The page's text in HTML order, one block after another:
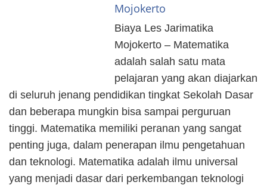
Mojokerto
Biaya Les Jarimatika
Mojokerto – Matematika
adalah salah satu mata
pelajaran yang akan diajarkan
di seluruh jenang pendidikan tingkat Sekolah Dasar
dan beberapa mungkin bisa sampai perguruan
tinggi. Matematika memiliki peranan yang sangat
penting juga, dalam penerapan ilmu pengetahuan
dan teknologi. Matematika adalah ilmu universal
yang menjadi dasar dari perkembangan teknologi